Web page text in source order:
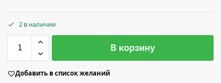
2 в наличии
В корзину
Добавить в список желаний